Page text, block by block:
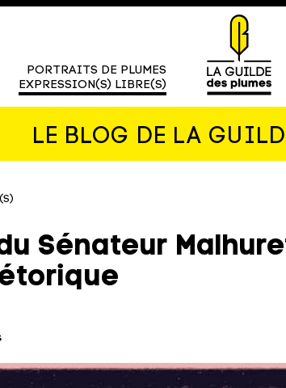
PORTRAITS DE PLUMES
EXPRESSION(S) LIBRE(S)
LE BLOG DE LA
Sénateur